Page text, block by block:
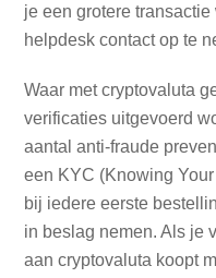
je een grotere
helpdesk contact op te
Waar met cryptovaluta
verificaties uitgevoerd
aantal anti-fraude
een KYC (Knowing
bij iedere eerste
in beslag nemen. Als je
aan cryptovaluta koopt